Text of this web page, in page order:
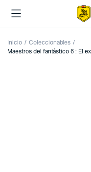
Inicio
Coleccionables
Maestros del fantástico 6 : El